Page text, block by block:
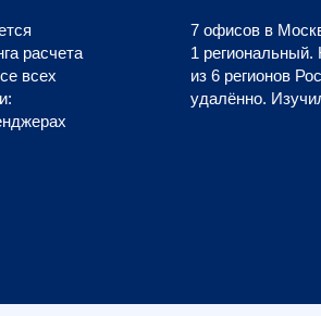
расчета
всех
7 офисов в
1 региональный.
из 6 регионов
удалённо.